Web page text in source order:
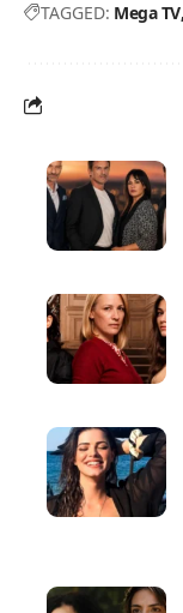
TAGGED: Mega TV